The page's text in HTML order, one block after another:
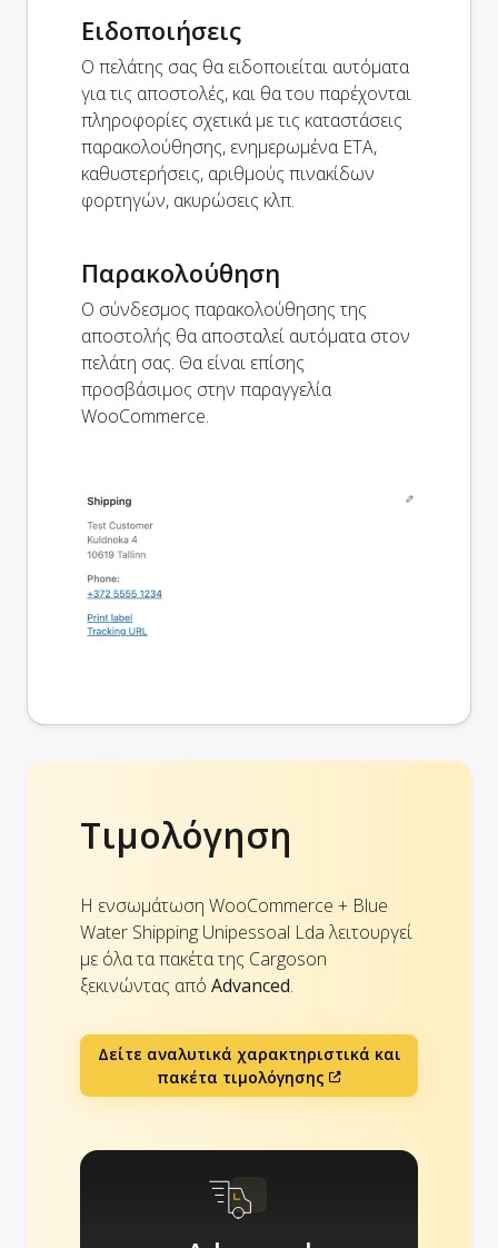
Ειδοποιήσεις
Ο πελάτης σας θα ειδοποιείται αυτόματα
για τις αποστολές, και θα του παρέχονται
πληροφορίες σχετικά με τις καταστάσεις
παρακολούθησης, ενημερωμένα ETA,
καθυστερήσεις, αριθμούς πινακίδων
φορτηγών, ακυρώσεις κλπ.
Παρακολούθηση
Ο σύνδεσμος παρακολούθησης της
αποστολής θα αποσταλεί αυτόματα στον
πελάτη σας. Θα είναι επίσης
προσβάσιμος στην παραγγελία
WooCommerce.
Τιμολόγηση
Η ενσωμάτωση WooCommerce + Blue
Water Shipping Unipessoal Lda λειτουργεί
με όλα τα πακέτα της Cargoson
ξεκινώντας από Advanced.
Δείτε αναλυτικά χαρακτηριστικά και
πακέτα τιμολόγησης